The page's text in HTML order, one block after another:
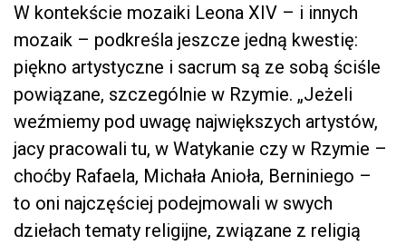
W kontekście mozaiki Leona XIV – i innych
mozaik – podkreśla jeszcze jedną kwestię:
piękno artystyczne i sacrum są ze sobą ściśle
powiązane, szczególnie w Rzymie. „Jeżeli
weźmiemy pod uwagę największych artystów,
jacy pracowali tu, w Watykanie czy w Rzymie –
choćby Rafaela, Michała Anioła, Berniniego –
to oni najczęściej podejmowali w swych
dziełach tematy religijne, związane z religią